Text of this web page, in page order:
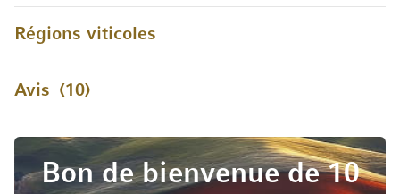
Régions viticoles
Avis 10
Bon de bienvenue de 10